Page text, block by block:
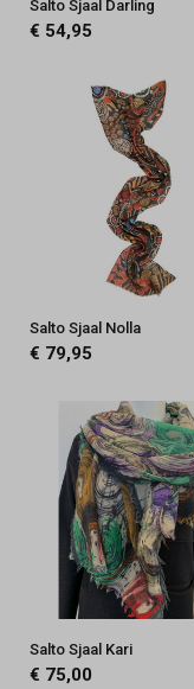
Salto Sjaal Darling
€ 54,95
Salto Sjaal Nolla
€ 79,95
Salto Sjaal Kari
€ 75,00